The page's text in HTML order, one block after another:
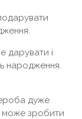
дарувати і
народження.
дуже
може зробити